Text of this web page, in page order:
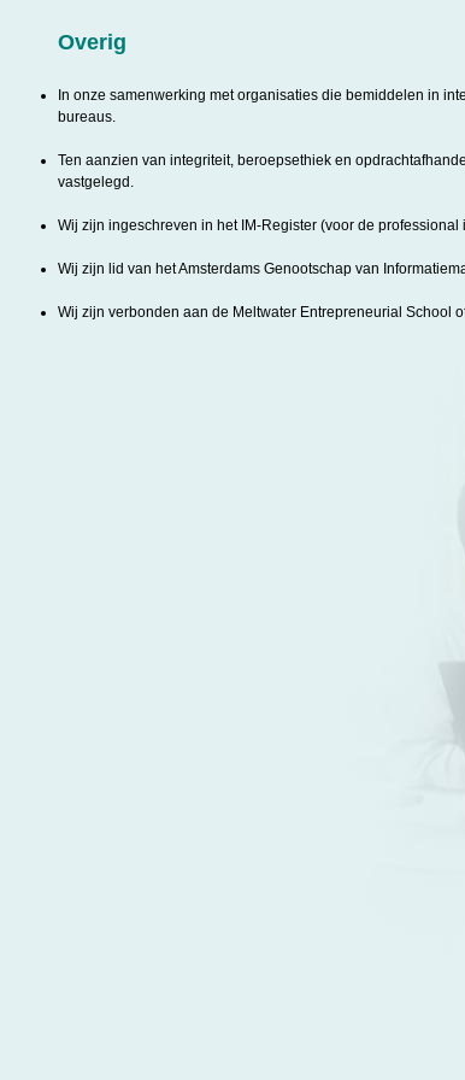
Overig
In onze samenwerking met organisaties die bemiddelen in
bureaus.
Ten aanzien van integriteit, beroepsethiek en
vastgelegd.
Wij zijn ingeschreven in het IM-Register (voor de professional
Wij zijn lid van het Amsterdams Genootschap van
Wij zijn verbonden aan de Meltwater Entrepreneurial School